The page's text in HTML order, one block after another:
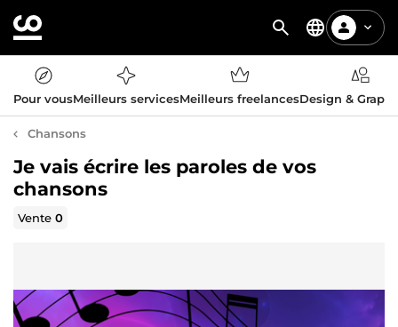
Pour vousMeilleurs servicesMeilleurs freelancesDesign &
Chansons
Je vais écrire les paroles de vos
chansons
Vente0